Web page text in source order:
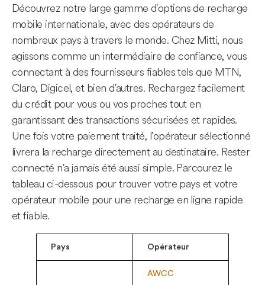
Découvrez notre large gamme d'options de recharge
mobile internationale, avec des opérateurs de
nombreux pays à travers le monde. Chez Mitti, nous
agissons comme un intermédiaire de confiance, vous
connectant à des fournisseurs fiables tels que MTN,
Claro, Digicel, et bien d'autres. Rechargez facilement
du crédit pour vous ou vos proches tout en
garantissant des transactions sécurisées et rapides.
Une fois votre paiement traité, l'opérateur sélectionné
livrera la recharge directement au destinataire. Rester
connecté n'a jamais été aussi simple. Parcourez le
tableau ci-dessous pour trouver votre pays et votre
opérateur mobile pour une recharge en ligne rapide
et fiable.
Pays Opérateur
AWCC